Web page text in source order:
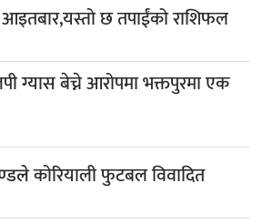
छ तपाईंको राशिफल
ग्यास बेच्ने आरोपमा भक्तपुरमा एक
कोरियाली फुटबल विवादित